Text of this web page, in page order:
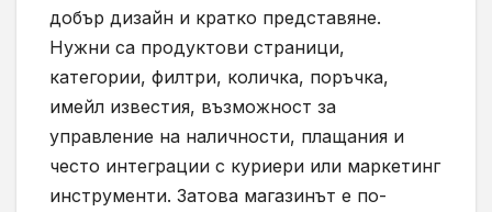
добър дизайн и кратко представяне.
Нужни са продуктови страници,
категории, филтри, количка, поръчка,
имейл известия, възможност за
управление на наличности, плащания и
често интеграции с куриери или маркетинг
инструменти. Затова магазинът е по-